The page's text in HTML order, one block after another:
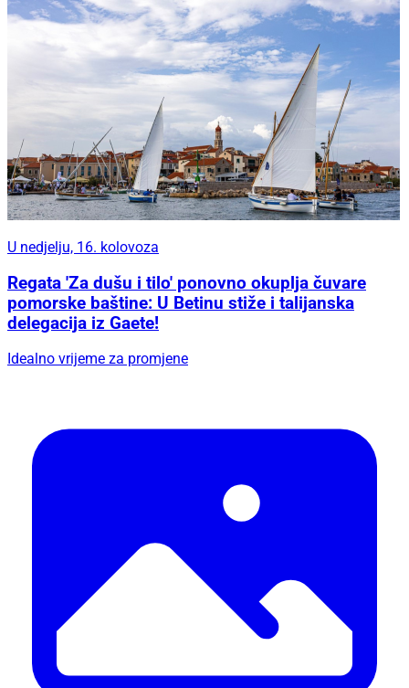
U nedjelju, 16. kolovoza
Regata 'Za dušu i tilo' ponovno okuplja čuvare
pomorske baštine: U Betinu stiže i talijanska
delegacija iz Gaete!
Idealno vrijeme za promjene